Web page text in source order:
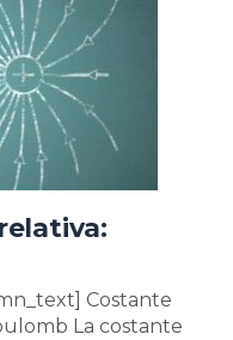
Costante
La costante